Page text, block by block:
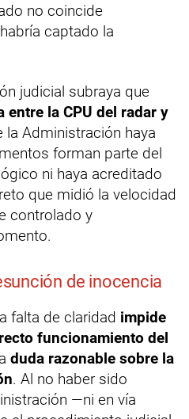
no coincide
captado la
judicial subraya que
entre la CPU del radar y
la Administración haya
forman parte del
ni haya acreditado
que midió la velocidad
controlado y
de inocencia
falta de claridad impide
funcionamiento del
duda razonable sobre la
. Al no haber sido
—ni en vía